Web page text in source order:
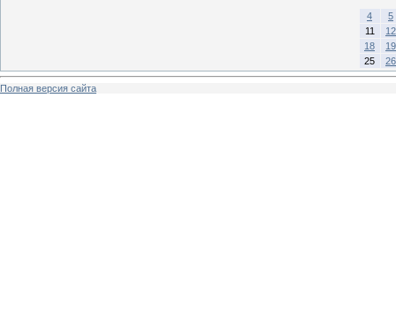
4
5
11
12
18
19
25
26
Полная версия сайта